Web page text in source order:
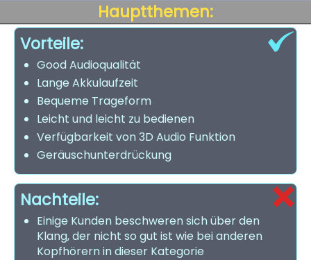
Hauptthemen:
Vorteile:
Good Audioqualität
Lange Akkulaufzeit
Bequeme Trageform
Leicht und leicht zu bedienen
Verfügbarkeit von 3D Audio Funktion
Geräuschunterdrückung
Nachteile:
Einige Kunden beschweren sich über den
Klang, der nicht so gut ist wie bei anderen
Kopfhörern in dieser Kategorie